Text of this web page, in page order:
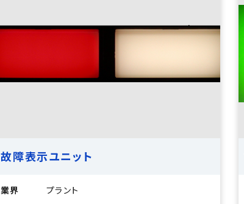
故障表示ユニット
業界 プラント